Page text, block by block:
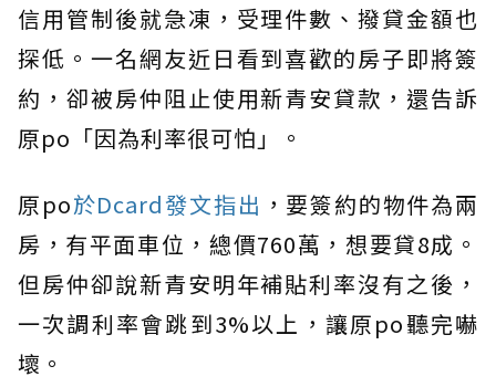
信用管制後就急凍，受理件數、撥貸金額也
探低。一名網友近日看到喜歡的房子即將簽
約，卻被房仲阻止使用新青安貸款，還告訴
原po「因為利率很可怕」。
原po於Dcard發文指出 ，要簽約的物件為兩
房，有平面車位，總價760萬，想要貸8成。
但房仲卻說新青安明年補貼利率沒有之後，
一次調利率會跳到3%以上，讓原po聽完嚇
壞。